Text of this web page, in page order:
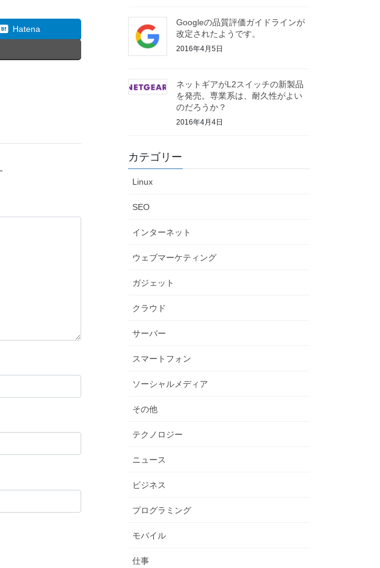
Hatena
Googleの品質評価ガイドラインが
改定されたようです。
2016年4月5日
ネットギアがL2スイッチの新製品
を発売。専業系は、耐久性がよい
のだろうか？
2016年4月4日
カテゴリー
Linux
SEO
インターネット
ウェブマーケティング
ガジェット
クラウド
サーバー
スマートフォン
ソーシャルメディア
その他
テクノロジー
ニュース
ビジネス
プログラミング
モバイル
仕事